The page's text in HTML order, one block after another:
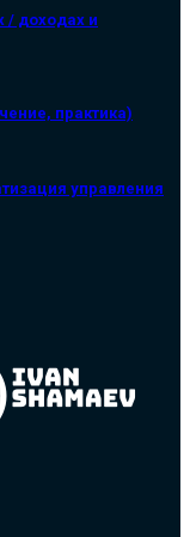
/ доходах и
практика)
управления